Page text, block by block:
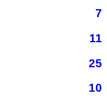
7
11
25
10